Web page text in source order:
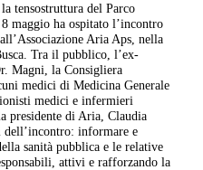
tensostruttura del Parco
maggio ha ospitato l’incontro
Aria Aps, nella
Tra il pubblico, l’ex-
Magni, la Consigliera
medici di Medicina Generale
medici e infermieri
presidente di Aria, Claudia
informare e
sanità pubblica e le relative
attivi e rafforzando la